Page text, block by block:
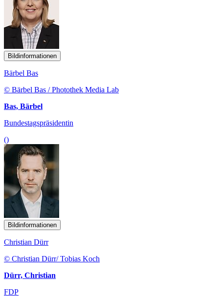
Bildinformationen
Bärbel Bas
© Bärbel Bas / Photothek Media Lab
Bas, Bärbel
Bundestagspräsidentin
()
Bildinformationen
Christian Dürr
© Christian Dürr/ Tobias Koch
Dürr, Christian
FDP